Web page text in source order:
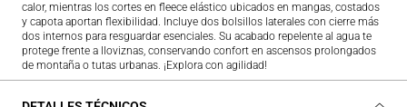
calor, mientras los cortes en fleece elástico ubicados en mangas, costados
y capota aportan flexibilidad. Incluye dos bolsillos laterales con cierre más
dos internos para resguardar esenciales. Su acabado repelente al agua te
protege frente a lloviznas, conservando confort en ascensos prolongados
de montaña o tutas urbanas. ¡Explora con agilidad!